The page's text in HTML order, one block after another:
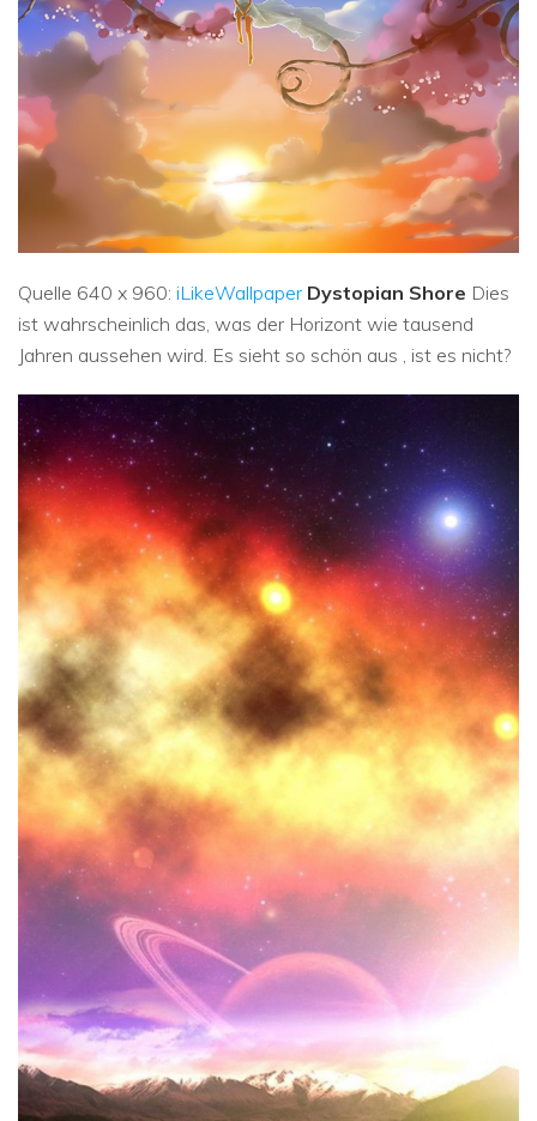
Quelle 640 x 960: iLikeWallpaper Dystopian Shore Dies
ist wahrscheinlich das, was der Horizont wie tausend
Jahren aussehen wird. Es sieht so schön aus , ist es nicht?